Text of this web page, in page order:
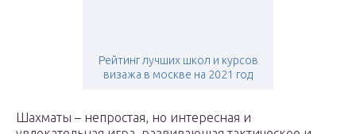
Рейтинг лучших школ и курсов
визажа в москве на 2021 год
Шахматы – непростая, но интересная и